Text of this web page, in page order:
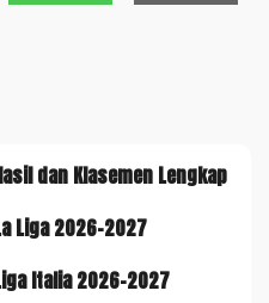
dan Klasemen Lengkap
Liga 2026-2027
Italia 2026-2027